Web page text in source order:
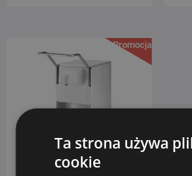
Promocja!
Ta strona używa
cookie